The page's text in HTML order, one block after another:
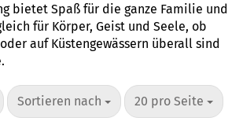
bietet Spaß für die ganze Familie und
für Körper, Geist und Seele, ob
auf Küstengewässern überall sind
Sortieren nach
Sortieren nach 20 pro Seite
pro Seite